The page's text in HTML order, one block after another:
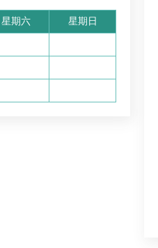
星期六 星期日